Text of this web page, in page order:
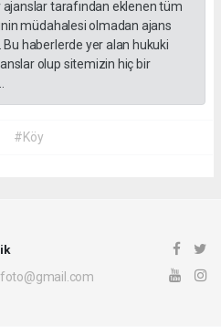
ajanslar tarafından eklenen tüm
müdahalesi olmadan ajans
Bu haberlerde yer alan hukuki
olup sitemizin hiç bir
#Köy